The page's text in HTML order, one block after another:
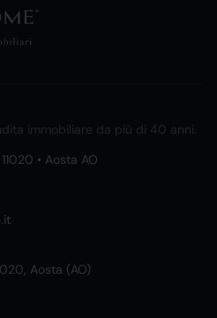
immobiliare da più di 40 anni.
• Aosta AO
Aosta (AO)